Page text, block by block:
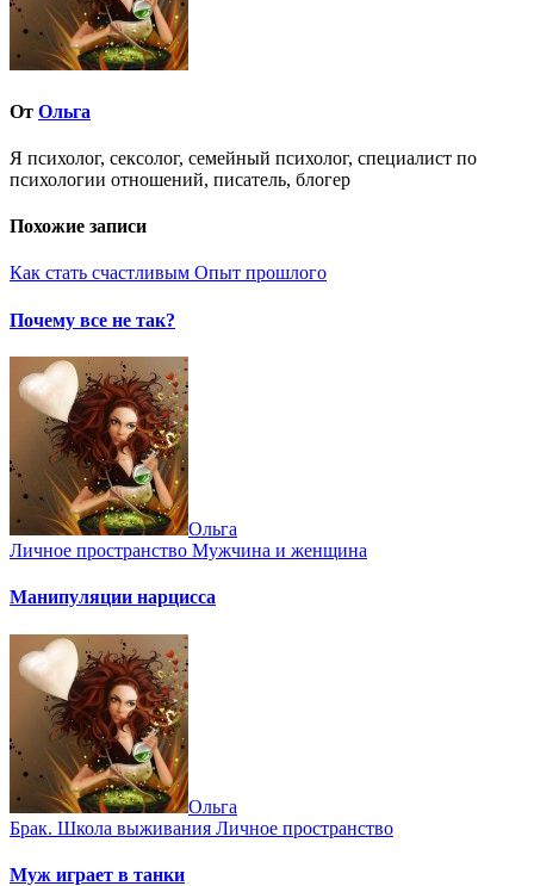
От Ольга
Я психолог, сексолог, семейный психолог, специалист по
психологии отношений, писатель, блогер
Похожие записи
Как стать счастливым Опыт прошлого
Почему все не так?
Ольга
Личное пространство Мужчина и женщина
Манипуляции нарцисса
Ольга
Брак. Школа выживания Личное пространство
Муж играет в танки